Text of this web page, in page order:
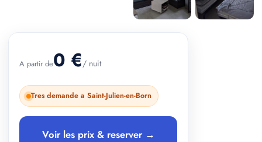
A partir de0 €/ nuit
Tres demande a Saint-Julien-en-Born
Voir les prix & reserver →